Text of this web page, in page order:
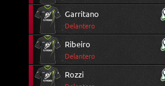
Garritano
Delantero
Ribeiro
Delantero
Rozzi